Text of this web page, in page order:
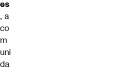
es
, a
co
m
uni
da